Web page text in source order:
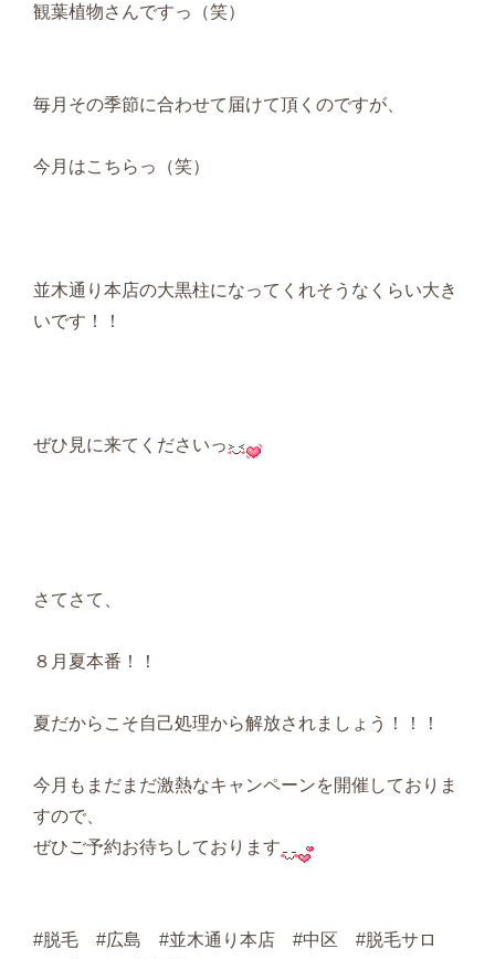
観葉植物さんですっ（笑）
毎月その季節に合わせて届けて頂くのですが、
今月はこちらっ（笑）
並木通り本店の大黒柱になってくれそうなくらい大き
いです！！
ぜひ見に来てくださいっ
さてさて、
８月夏本番！！
夏だからこそ自己処理から解放されましょう！！！
今月もまだまだ激熱なキャンペーンを開催しておりま
すので、
ぜひご予約お待ちしております
#脱毛 #広島 #並木通り本店 #中区 #脱毛サロ